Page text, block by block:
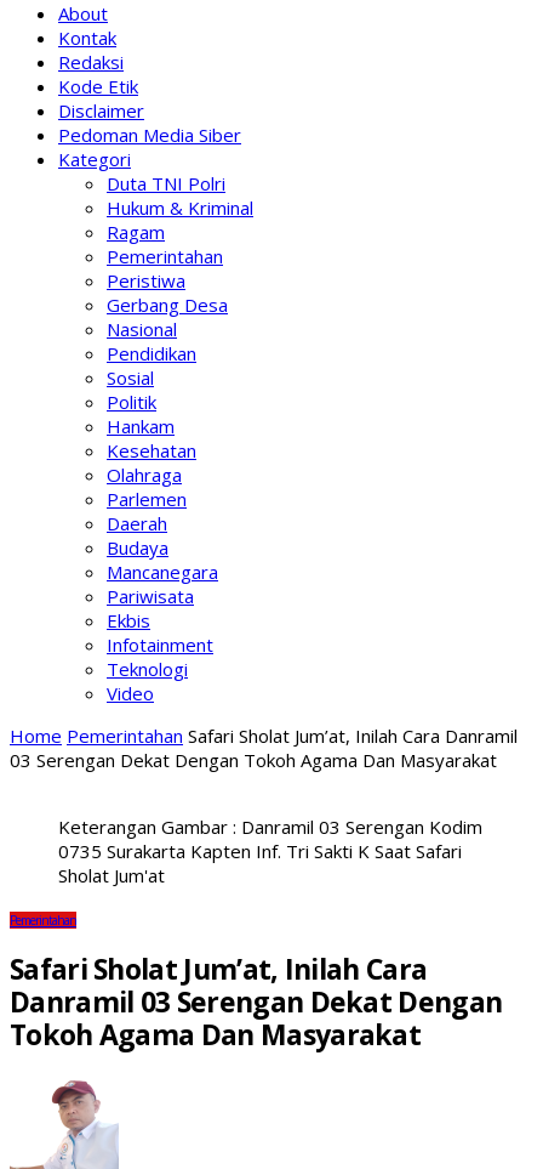
About
Kontak
Redaksi
Kode Etik
Disclaimer
Pedoman Media Siber
Kategori
Duta TNI Polri
Hukum & Kriminal
Ragam
Pemerintahan
Peristiwa
Gerbang Desa
Nasional
Pendidikan
Sosial
Politik
Hankam
Kesehatan
Olahraga
Parlemen
Daerah
Budaya
Mancanegara
Pariwisata
Ekbis
Infotainment
Teknologi
Video
Home Pemerintahan Safari Sholat Jum’at, Inilah Cara Danramil
03 Serengan Dekat Dengan Tokoh Agama Dan Masyarakat
Keterangan Gambar : Danramil 03 Serengan Kodim
0735 Surakarta Kapten Inf. Tri Sakti K Saat Safari
Sholat Jum'at
Pemerintahan
Safari Sholat Jum’at, Inilah Cara
Danramil 03 Serengan Dekat Dengan
Tokoh Agama Dan Masyarakat